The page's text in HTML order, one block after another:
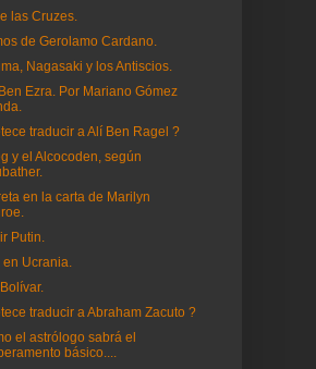
las Cruzes.
de Gerolamo Cardano.
Nagasaki y los Antiscios.
Ezra. Por Mariano Gómez
traducir a Alí Ben Ragel ?
y el Alcocoden, según
en la carta de Marilyn
Putin.
en Ucrania.
traducir a Abraham Zacuto ?
el astrólogo sabrá el
básico....